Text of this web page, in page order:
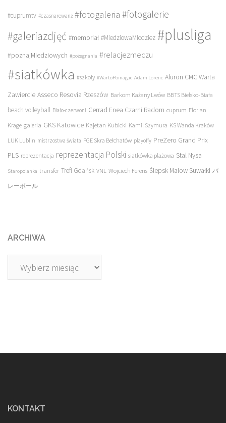
#cuprumtv #czasnarewanż #fotogaleria #fotogalerie
#galeriazdjęć #memoriał #MiedziowaMlodziez #plusliga
#poznajMiedziowych #pożegnania #relacjezmeczu
#siatkówka #szkoły #WartoPomagac Adam Lorenc Aluron CMC Warta
Zawiercie Asseco Resovia Rzeszów Barkom Każany Lwów BBTS Bielsko-Biała
beach volleyball Biało-czerwoni Cerrad Enea Czarni Radom cuprum Florian
Krage galeria GKS Katowice Kajetan Kubicki Kamil Szymura KS Wanda Kraków
LUK Lublin mistrzostwa świata PGE Skra Bełchatów playoffy PreZero Grand Prix
PLS reprezentacja reprezentacja Polski siatkówka plażowa Stal Nysa
Staropolanka transfer Trefl Gdańsk VNL Wojciech Ferens Ślepsk Malow Suwałki バ
レーボール
ARCHIWA
Archiwa
KONTAKT